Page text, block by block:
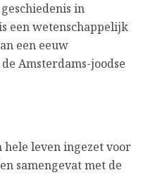
in
een wetenschappelijk
een eeuw
Amsterdams-joodse
hele leven ingezet voor
samengevat met de